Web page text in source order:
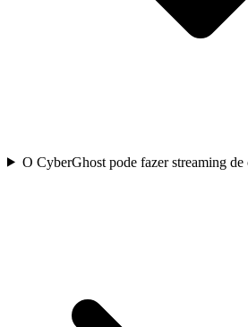
O CyberGhost pode fazer streaming